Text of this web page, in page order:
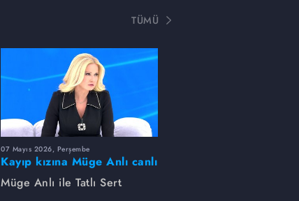
TÜMÜ
07 Mayıs 2026, Perşembe
Kayıp kızına Müge Anlı canlı
yayında kavuştu
Müge Anlı ile Tatlı Sert